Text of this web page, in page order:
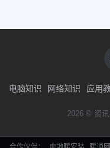
电脑知识 网络知识 应用
2026 © 资